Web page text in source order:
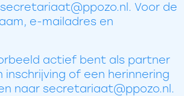
Voor de
e-mailadres en
actief bent als partner
of een herinnering
naar secretariaat@ppozo.nl.